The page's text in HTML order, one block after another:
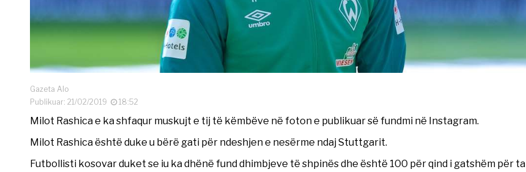
Gazeta Alo
Publikuar: 21/02/2019
18:52
Milot Rashica e ka shfaqur muskujt e tij të këmbëve në foton e publikuar së fundmi në Instagram.
Milot Rashica është duke u bërë gati për ndeshjen e nesërme ndaj Stuttgarit.
Futbollisti kosovar duket se iu ka dhënë fund dhimbjeve të shpinës dhe është 100 për qind i gatshëm për ta